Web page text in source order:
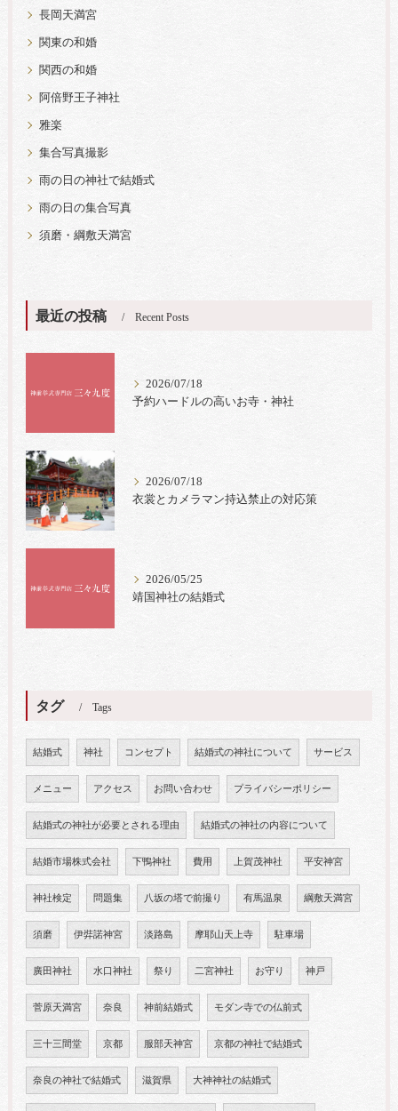
長岡天満宮
関東の和婚
関西の和婚
阿倍野王子神社
雅楽
集合写真撮影
雨の日の神社で結婚式
雨の日の集合写真
須磨・綱敷天満宮
最近の投稿 Recent Posts
2026/07/18
予約ハードルの高いお寺・神社
2026/07/18
衣裳とカメラマン持込禁止の対応策
2026/05/25
靖国神社の結婚式
タグ Tags
結婚式 神社 コンセプト 結婚式の神社について サービス
メニュー アクセス お問い合わせ プライバシーポリシー
結婚式の神社が必要とされる理由 結婚式の神社の内容について
結婚市場株式会社 下鴨神社 費用 上賀茂神社 平安神宮
神社検定 問題集 八坂の塔で前撮り 有馬温泉 綱敷天満宮
須磨 伊弉諾神宮 淡路島 摩耶山天上寺 駐車場
廣田神社 水口神社 祭り 二宮神社 お守り 神戸
菅原天満宮 奈良 神前結婚式 モダン寺での仏前式
三十三間堂 京都 服部天神宮 京都の神社で結婚式
奈良の神社で結婚式 滋賀県 大神神社の結婚式